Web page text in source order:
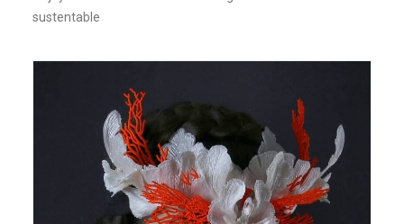
sustentable